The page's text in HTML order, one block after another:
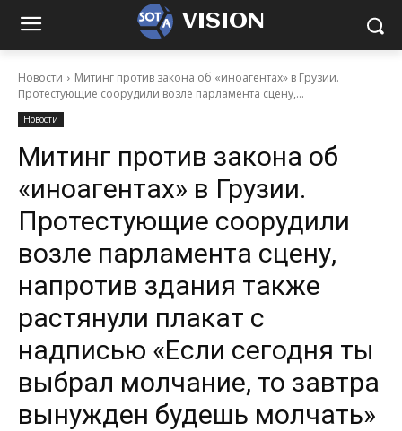
VISION
Новости
Митинг против закона об «иноагентах» в Грузии.
Протестующие соорудили возле парламента сцену,...
Новости
Митинг против закона об
«иноагентах» в Грузии.
Протестующие соорудили
возле парламента сцену,
напротив здания также
растянули плакат с
надписью «Если сегодня ты
выбрал молчание, то завтра
вынужден будешь молчать»